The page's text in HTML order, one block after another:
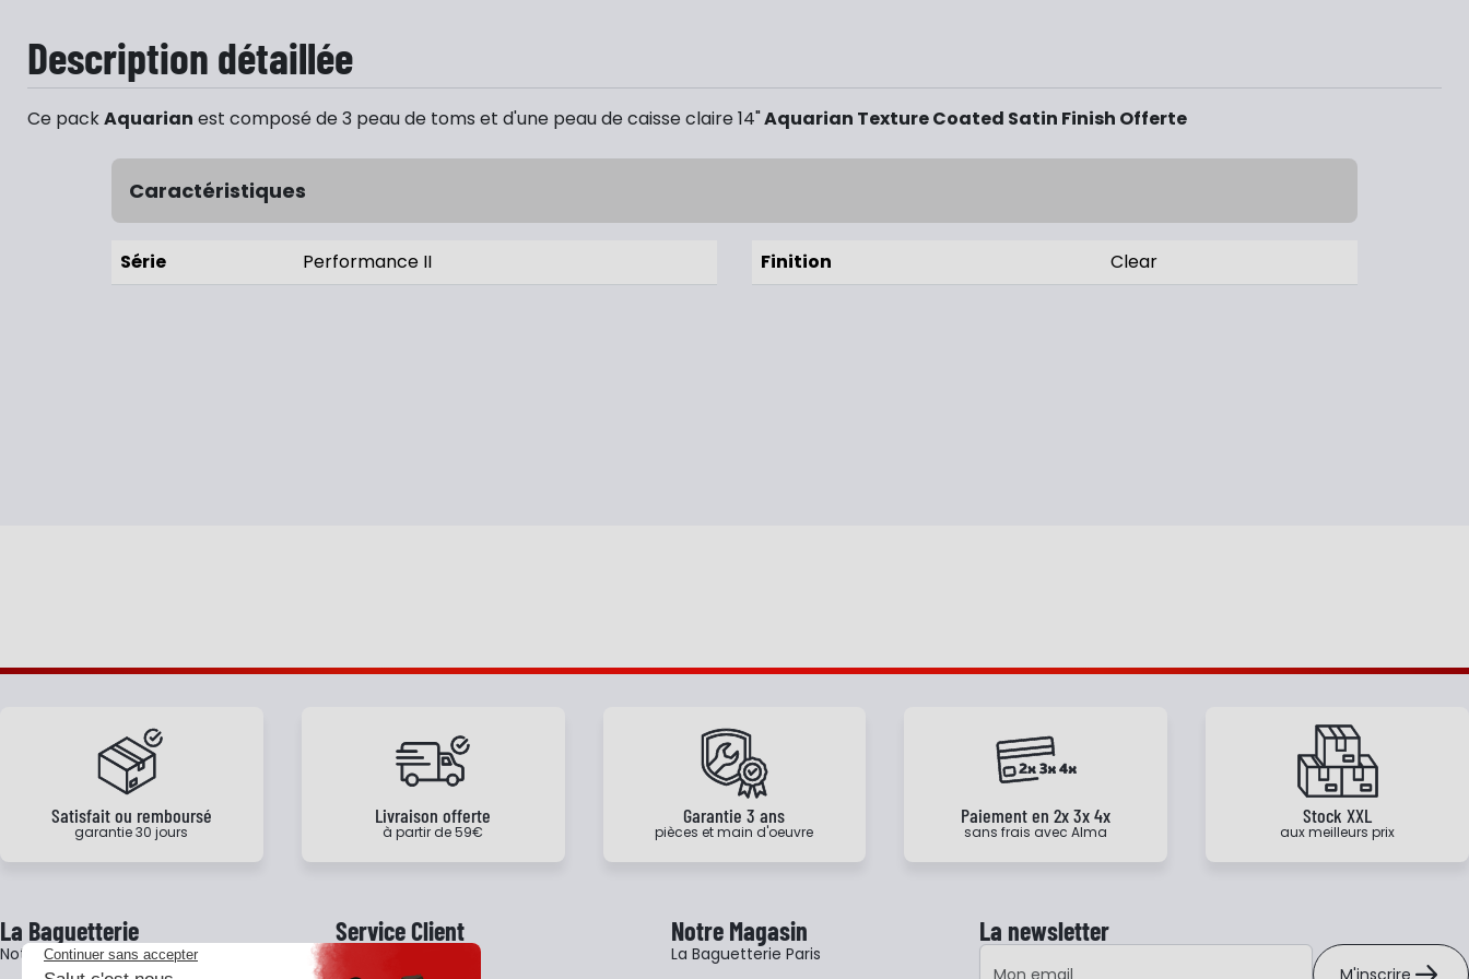
Description détaillée
Ce packAquarian est composé de 3 peau de toms et d'une peau de caisse claire 14"Aquarian Texture Coated Satin Finish Offerte
Caractéristiques
Série Performance II Finition Clear
Satisfait ou remboursé
garantie 30 jours
Livraison offerte
à partir de 59€
Garantie 3 ans
pièces et main d'oeuvre
Paiement en 2x 3x 4x
sans frais avec Alma
Stock XXL
aux meilleurs prix
La Baguetterie
Notre histoire
Service Client Notre Magasin
La Baguetterie Paris
La newsletter
Adresse e-mail
M'inscrire